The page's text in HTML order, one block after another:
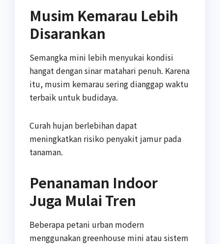
Musim Kemarau Lebih
Disarankan
Semangka mini lebih menyukai kondisi
hangat dengan sinar matahari penuh. Karena
itu, musim kemarau sering dianggap waktu
terbaik untuk budidaya.
Curah hujan berlebihan dapat
meningkatkan risiko penyakit jamur pada
tanaman.
Penanaman Indoor
Juga Mulai Tren
Beberapa petani urban modern
menggunakan greenhouse mini atau sistem